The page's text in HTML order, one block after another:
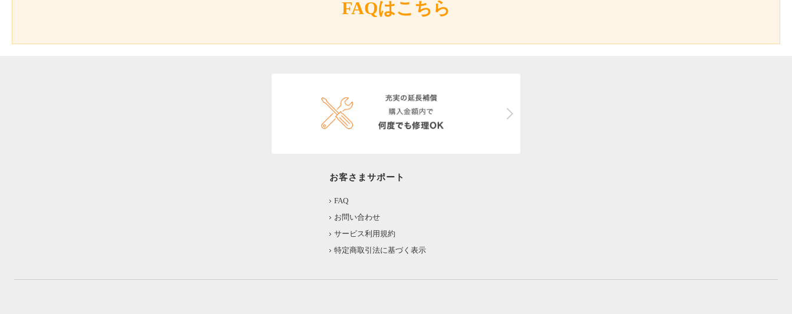
FAQはこちら
お客さまサポート
FAQ
お問い合わせ
サービス利用規約
特定商取引法に基づく表示